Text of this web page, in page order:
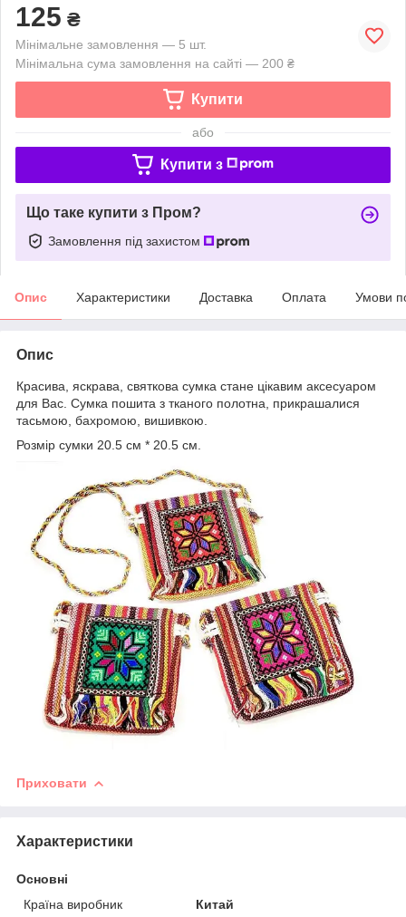
125 ₴
Мінімальне замовлення — 5 шт.
Мінімальна сума замовлення на сайті — 200 ₴
Купити
або
Купити з
Що таке купити з Пром?
Замовлення під захистом
Опис Характеристики Доставка Оплата Умови
Опис
Красива, яскрава, святкова сумка стане цікавим аксесуаром
для Вас. Сумка пошита з тканого полотна, прикрашалися
тасьмою, бахромою, вишивкою.
Розмір сумки 20.5 см * 20.5 см.
Приховати
Характеристики
Основні
Країна виробник
Китай